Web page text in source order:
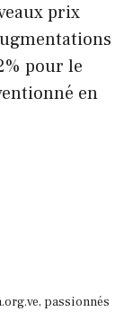
prix
pour le
en
passionnés